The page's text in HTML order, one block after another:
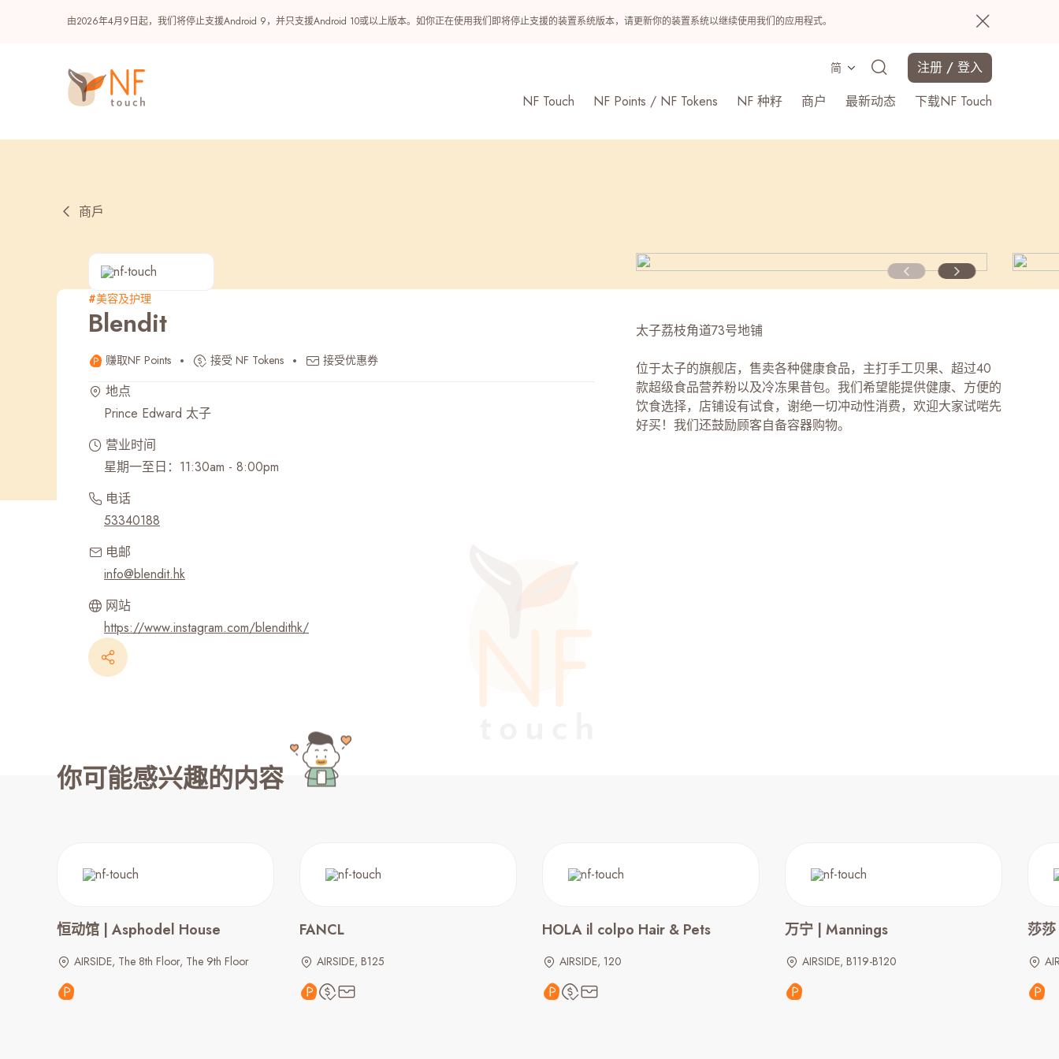
由2026年4月9日起，我们将停止支援Android 9，并只支援Android 10或以上版本。如你正在使用我们即将停止支援的装置系统版本，请更新你的装置系统以继续使用我们的应用程式。
简
注册 / 登入
NF Touch
NF Points / NF Tokens NF 种籽 商户 最新动态 下载NF Touch
热门
NF 种籽 NF Points
最近搜寻纪录
商戶
#美容及护理
Blendit
赚取NF Points 接受 NF Tokens 接受优惠券
地点
Prince Edward 太子
营业时间
星期一至日：11:30am - 8:00pm
电话
53340188
电邮
info@blendit.hk
网站
https://www.instagram.com/blendithk/
太子荔枝角道73号地铺
位于太子的旗舰店，售卖各种健康食品，主打手工贝果、超过40
款超级食品营养粉以及冷冻果昔包。我们希望能提供健康、方便的
饮食选择，店铺设有试食，谢绝一切冲动性消费，欢迎大家试啱先
好买！我们还鼓励顾客自备容器购物。
你可能感兴趣的内容
恒动馆 | Asphodel House
AIRSIDE, The 8th Floor, The 9th Floor
FANCL
AIRSIDE, B125
HOLA il colpo Hair & Pets
AIRSIDE, 120
万宁 | Mannings
AIRSIDE, B119-B120
莎莎